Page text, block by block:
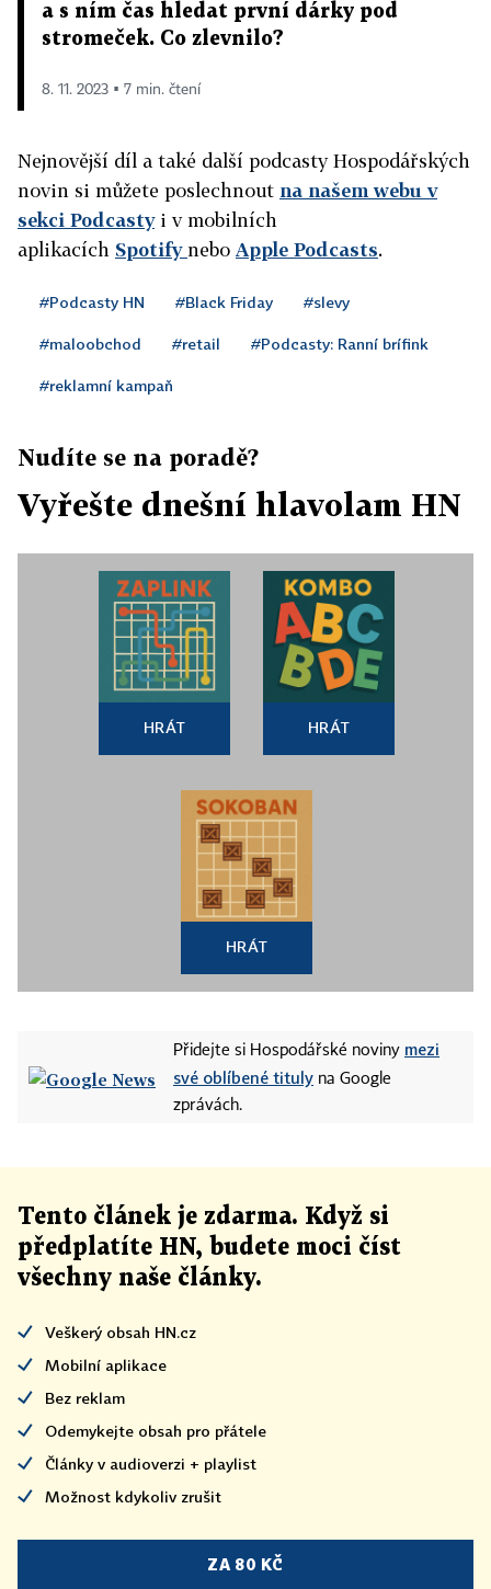
a s ním čas hledat první dárky pod
stromeček. Co zlevnilo?
8. 11. 2023 ▪ 7 min. čtení
Nejnovější díl a také další podcasty Hospodářských
novin si můžete poslechnout na našem webu v
sekci Podcastyi v mobilních
aplikacích Spotifynebo Apple Podcasts.
#Podcasty HN #Black Friday #slevy
#maloobchod #retail #Podcasty: Ranní brífink
#reklamní kampaň
Nudíte se na poradě?
Vyřešte dnešní hlavolam HN
HRÁT HRÁT
HRÁT
Přidejte si Hospodářské noviny mezi
své oblíbené tituly na Google
zprávách.
Tento článek je zdarma. Když si
předplatíte HN, budete moci číst
všechny naše články.
Veškerý obsah HN.cz
Mobilní aplikace
Bez reklam
Odemykejte obsah pro přátele
Články v audioverzi + playlist
Možnost kdykoliv zrušit
ZA 80 KČ